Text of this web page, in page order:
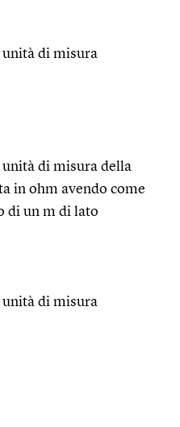
di misura
di misura della
in ohm avendo come
di un m di lato
di misura